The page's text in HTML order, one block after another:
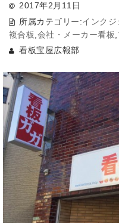
2017年2月11日
所属カテゴリー:インクジ
複合板 会社・メーカー看板
看板宝屋広報部